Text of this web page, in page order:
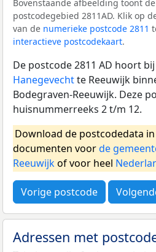
Bovenstaande afbeelding toont
postcodegebied 2811AD. Klik op
van de numerieke postcode 2811
interactieve postcodekaart.
De postcode 2811 AD hoort
Hanegevechtte Reeuwijk
Bodegraven-Reeuwijk. Deze
huisnummerreeks 2 t/m 12.
Download de postcodedata
documenten voorde
Reeuwijkof voor heel
Vorige postcode
Adressen met